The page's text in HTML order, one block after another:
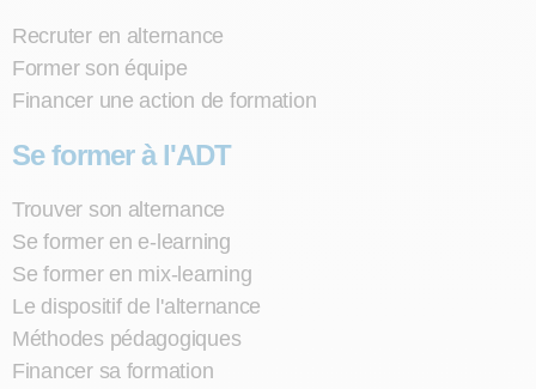
Recruter en alternance
Former son équipe
Financer une action de formation
Se former à l'ADT
Trouver son alternance
Se former en e-learning
Se former en mix-learning
Le dispositif de l'alternance
Méthodes pédagogiques
Financer sa formation